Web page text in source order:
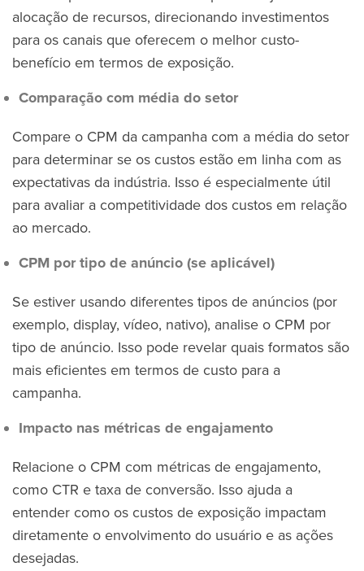
alocação de recursos, direcionando investimentos
para os canais que oferecem o melhor custo-
benefício em termos de exposição.
Comparação com média do setor
Compare o CPM da campanha com a média do setor
para determinar se os custos estão em linha com as
expectativas da indústria. Isso é especialmente útil
para avaliar a competitividade dos custos em relação
ao mercado.
CPM por tipo de anúncio (se aplicável)
Se estiver usando diferentes tipos de anúncios (por
exemplo, display, vídeo, nativo), analise o CPM por
tipo de anúncio. Isso pode revelar quais formatos são
mais eficientes em termos de custo para a
campanha.
Impacto nas métricas de engajamento
Relacione o CPM com métricas de engajamento,
como CTR e taxa de conversão. Isso ajuda a
entender como os custos de exposição impactam
diretamente o envolvimento do usuário e as ações
desejadas.